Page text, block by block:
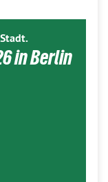
in Berlin